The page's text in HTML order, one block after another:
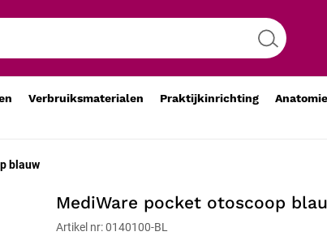
Verbruiksmaterialen Praktijkinrichting Anatomie
blauw
MediWare pocket otoscoop
-
Artikel nr: 0140100-BL